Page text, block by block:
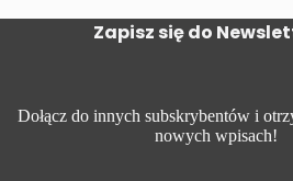
Zapisz się do
Dołącz do innych subskrybentów i
nowych wpisach!